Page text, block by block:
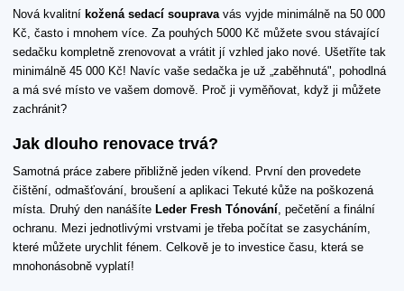
Nová kvalitní kožená sedací souprava vás vyjde minimálně na 50 000
Kč, často i mnohem více. Za pouhých 5000 Kč můžete svou stávající
sedačku kompletně zrenovovat a vrátit jí vzhled jako nové. Ušetříte tak
minimálně 45 000 Kč! Navíc vaše sedačka je už „zaběhnutá", pohodlná
a má své místo ve vašem domově. Proč ji vyměňovat, když ji můžete
zachránit?
Jak dlouho renovace trvá?
Samotná práce zabere přibližně jeden víkend. První den provedete
čištění, odmašťování, broušení a aplikaci Tekuté kůže na poškozená
místa. Druhý den nanášíte Leder Fresh Tónování, pečetění a finální
ochranu. Mezi jednotlivými vrstvami je třeba počítat se zasycháním,
které můžete urychlit fénem. Celkově je to investice času, která se
mnohonásobně vyplatí!